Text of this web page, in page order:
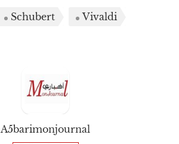
Schubert Vivaldi
A5barimonjournal